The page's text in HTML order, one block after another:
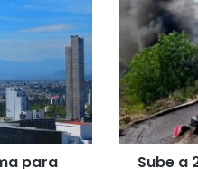
para
21
número
de
fallecidos
por
accidente
Sube a